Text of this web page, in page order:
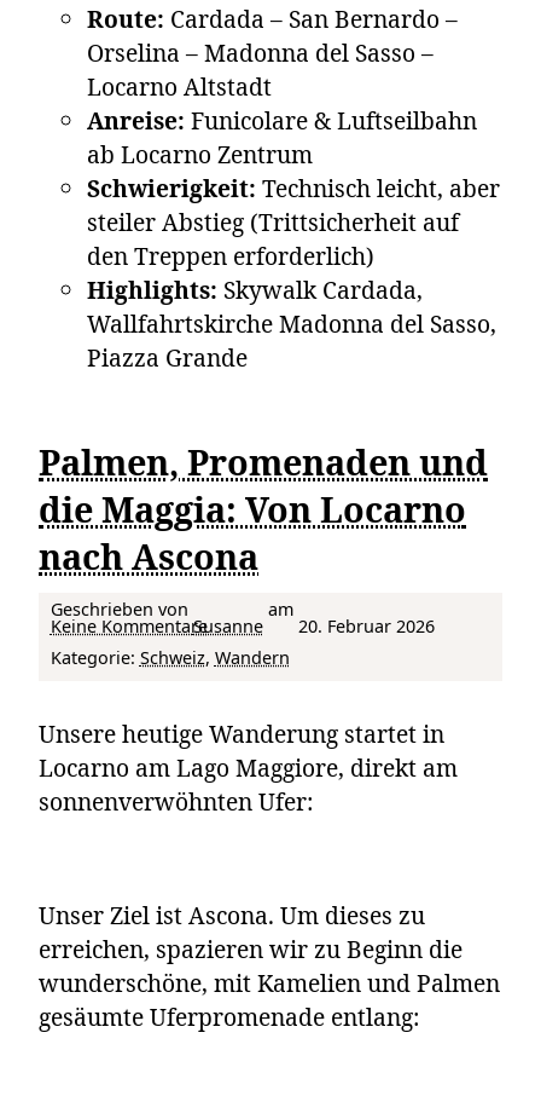
Route: Cardada – San Bernardo –
Orselina – Madonna del Sasso –
Locarno Altstadt
Anreise: Funicolare & Luftseilbahn
ab Locarno Zentrum
Schwierigkeit: Technisch leicht, aber
steiler Abstieg (Trittsicherheit auf
den Treppen erforderlich)
Highlights: Skywalk Cardada,
Wallfahrtskirche Madonna del Sasso,
Piazza Grande
Palmen, Promenaden und
die Maggia: Von Locarno
nach Ascona
Geschrieben von
Susanne
am
20. Februar 2026
Keine Kommentarezu Palmen, Promenaden und die Maggia: Von Locarno nach Ascona
Kategorie: Schweiz, Wandern
Unsere heutige Wanderung startet in
Locarno am Lago Maggiore, direkt am
sonnenverwöhnten Ufer:
Unser Ziel ist Ascona. Um dieses zu
erreichen, spazieren wir zu Beginn die
wunderschöne, mit Kamelien und Palmen
gesäumte Uferpromenade entlang: